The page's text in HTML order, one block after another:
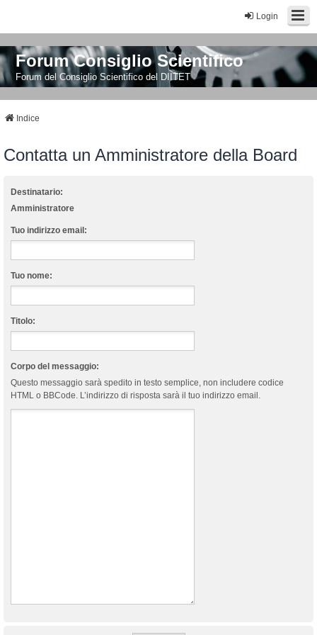
Login
Forum Consiglio Scientifico
Forum del Consiglio Scientifico del DIITET
Indice
Contatta un Amministratore della Board
Destinatario:
Amministratore
Tuo indirizzo email:
Tuo nome:
Titolo:
Corpo del messaggio:
Questo messaggio sarà spedito in testo semplice, non includere codice
HTML o BBCode. L’indirizzo di risposta sarà il tuo indirizzo email.